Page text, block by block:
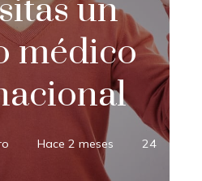
un
médico
Hace 2 meses 24